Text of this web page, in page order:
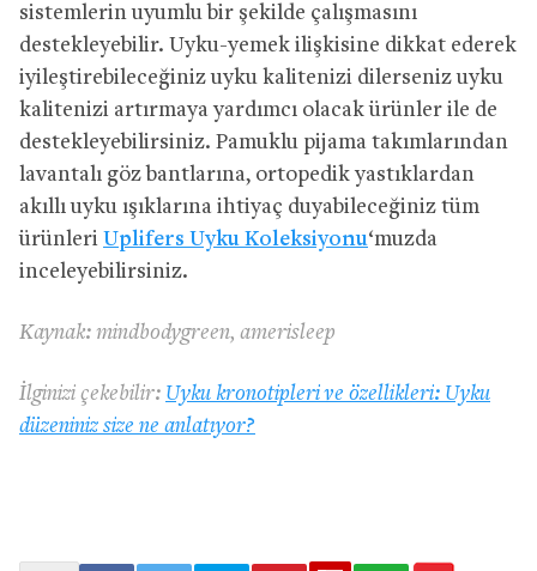
sistemlerin uyumlu bir şekilde çalışmasını
destekleyebilir. Uyku-yemek ilişkisine dikkat ederek
iyileştirebileceğiniz uyku kalitenizi dilerseniz uyku
kalitenizi artırmaya yardımcı olacak ürünler ile de
destekleyebilirsiniz. Pamuklu pijama takımlarından
lavantalı göz bantlarına, ortopedik yastıklardan
akıllı uyku ışıklarına ihtiyaç duyabileceğiniz tüm
ürünleri Uplifers Uyku Koleksiyonu‘muzda
inceleyebilirsiniz.
Kaynak: mindbodygreen, amerisleep
İlginizi çekebilir: Uyku kronotipleri ve özellikleri: Uyku
düzeniniz size ne anlatıyor?